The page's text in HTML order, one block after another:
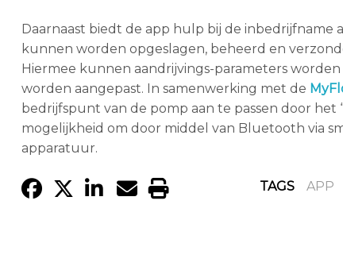
Daarnaast biedt de app hulp bij de
kunnen worden opgeslagen, beheerd en
Hiermee kunnen aandrijvings-parameters
worden aangepast. In samenwerking met de
bedrijfspunt van de pomp aan te passen door het
mogelijkheid om door middel van Bluetooth via
apparatuur.
TAGS APP